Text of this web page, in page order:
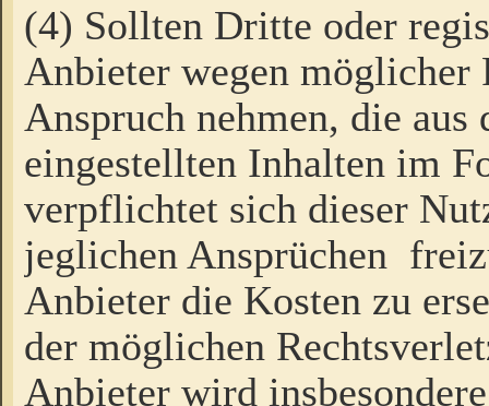
(4) Sollten Dritte oder
Anbieter wegen möglicher
Anspruch nehmen, die
eingestellten Inhalten im
verpflichtet sich dieser
jeglichen Ansprüchen
Anbieter die Kosten zu
der möglichen
Anbieter wird